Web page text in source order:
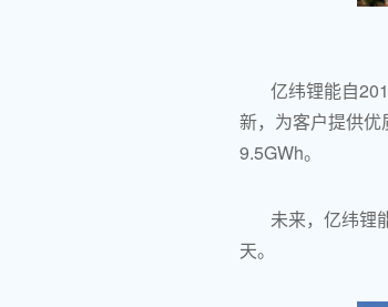
亿纬锂能自
新，为客户提供
9.5GWh。
未来，亿纬锂
天。